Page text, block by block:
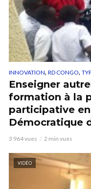
INNOVATION, RD CONGO,
Enseigner
formation à la
participative
Démocratique
3 964 vues 2 min vues
VIDÉO